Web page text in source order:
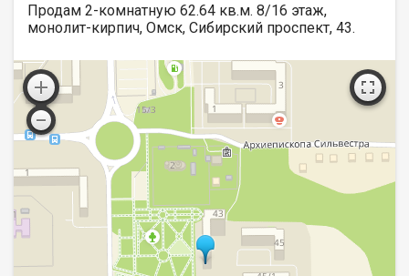
Продам 2-комнатную 62.64 кв.м. 8/16 этаж,
монолит-кирпич, Омск, Сибирский проспект, 43.